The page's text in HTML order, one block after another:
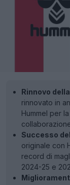
Rinnovo
rinnovato in
Hummel per
Successo
originale con
record di
2024-25 e